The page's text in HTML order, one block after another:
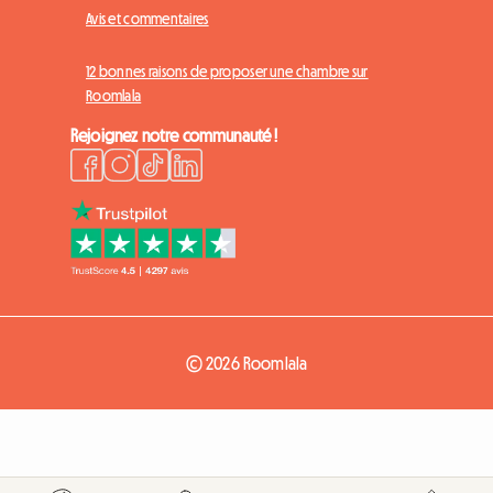
Avis et commentaires
12 bonnes raisons de proposer une chambre sur
Roomlala
Rejoignez notre communauté !
© 2026 Roomlala